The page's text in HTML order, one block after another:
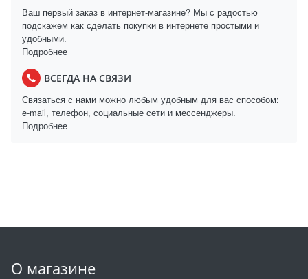
Ваш первый заказ в интернет-магазине? Мы с радостью
подскажем как сделать покупки в интернете простыми и
удобными.
Подробнее
ВСЕГДА НА СВЯЗИ
Связаться с нами можно любым удобным для вас способом:
e-mail, телефон, социальные сети и мессенджеры.
Подробнее
О магазине